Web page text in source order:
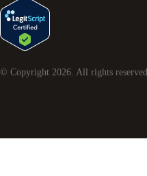
© Copyright 2026 . All rights reserved.